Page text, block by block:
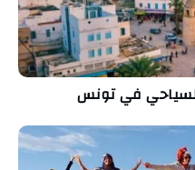
في تونس